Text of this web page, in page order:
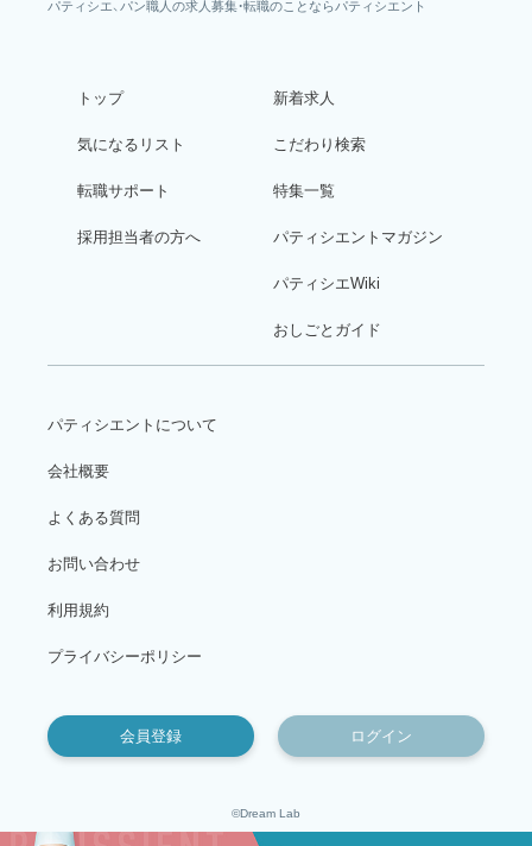
パティシエ、パン職人の求人募集・転職のことならパティシエント
トップ
気になるリスト
転職サポート
採用担当者の方へ
新着求人
こだわり検索
特集一覧
パティシエントマガジン
パティシエWiki
おしごとガイド
パティシエントについて
会社概要
よくある質問
お問い合わせ
利用規約
プライバシーポリシー
会員登録 ログイン
©Dream Lab